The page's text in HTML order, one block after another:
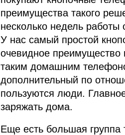
преимущества такого
несколько недель работы
У нас самый простой
очевидное
таким домашним
дополнительный по
пользуются люди.
заряжать дома.
Еще есть большая группа